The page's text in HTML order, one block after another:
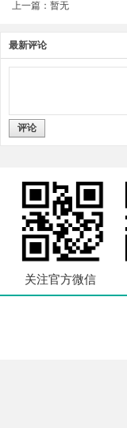
上一篇：暂无
最新评论
评论
关注官方微信